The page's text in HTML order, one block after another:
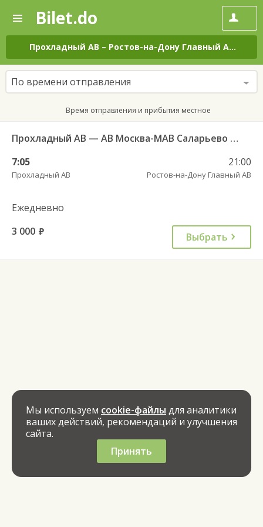
—
Поиск
и
покупка
билетов
на
автобус
онлайн
Bilet.do
Прохладный АВ – Ростов-на-Дону Главный АВ
По времени отправления
Время отправления и прибытия местное
Прохладный АВ — АВ Москва-МАВ Саларьево 15.77.005
7:05
Прохладный АВ
21:00
Ростов-на-Дону Главный АВ
Ежедневно
3 000 руб. Выбрать
Мы используем cookie-файлы для аналитики
ваших действий, рекомендаций и улучшения
сайта.
Принять